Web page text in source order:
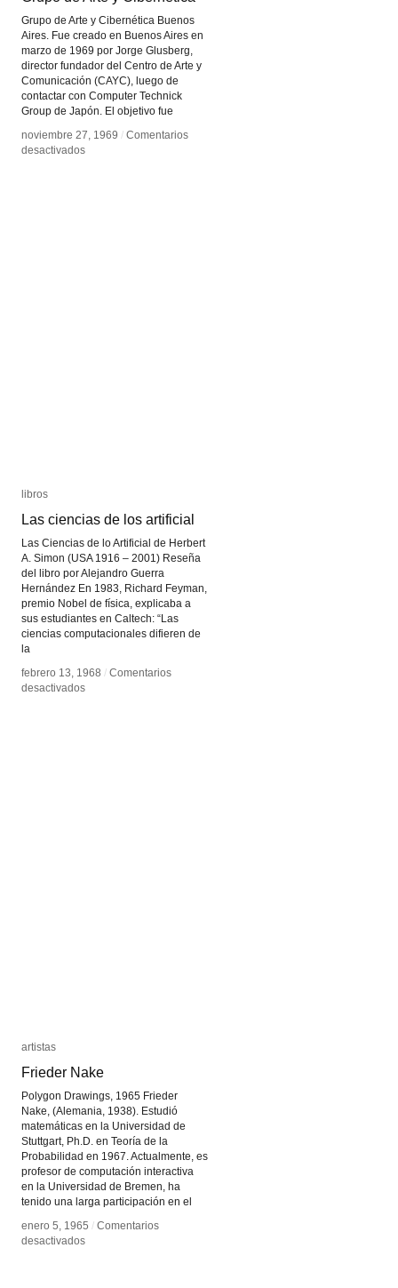
Grupo de Arte y Cibernética Buenos
Aires. Fue creado en Buenos Aires en
marzo de 1969 por Jorge Glusberg,
director fundador del Centro de Arte y
Comunicación (CAYC), luego de
contactar con Computer Technick
Group de Japón. El objetivo fue
noviembre 27, 1969 / Comentarios
desactivadosen
noviembre 27, 1969 / Comentarios
desactivadosen
libros
Las ciencias de los artificial
Las Ciencias de lo Artificial de Herbert
A. Simon (USA 1916 – 2001) Reseña
del libro por Alejandro Guerra
Hernández En 1983, Richard Feyman,
premio Nobel de física, explicaba a
sus estudiantes en Caltech: “Las
ciencias computacionales difieren de
la
febrero 13, 1968 / Comentarios
desactivadosen
libros
Las ciencias de los artificial
febrero 13, 1968 / Comentarios
desactivadosen
artistas
Frieder Nake
Polygon Drawings, 1965 Frieder
Nake, (Alemania, 1938). Estudió
matemáticas en la Universidad de
Stuttgart, Ph.D. en Teoría de la
Probabilidad en 1967. Actualmente, es
profesor de computación interactiva
en la Universidad de Bremen, ha
tenido una larga participación en el
enero 5, 1965 / Comentarios
desactivadosen
artistas
Frieder Nake
enero 5, 1965 / Comentarios
desactivadosen